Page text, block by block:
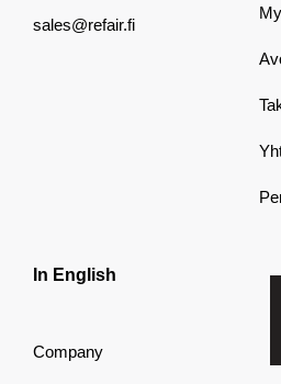
sales@refair.fi
In English
Company